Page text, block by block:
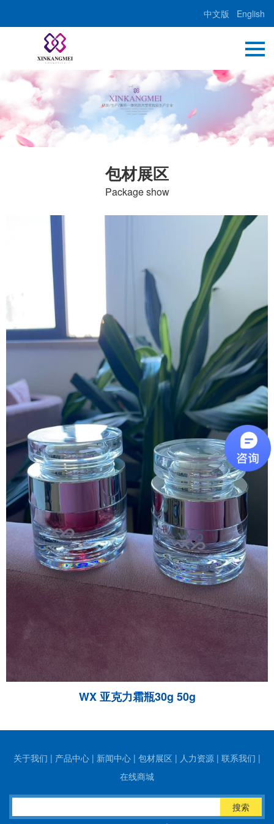
中文版 English
包材展区
Package show
WX 亚克力霜瓶30g 50g
关于我们 | 产品中心 | 新闻中心 | 包材展区 | 人力资源 | 联系我们 |
在线商城
搜索